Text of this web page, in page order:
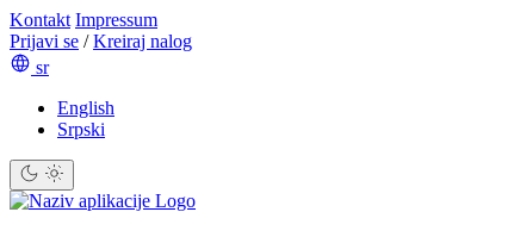
Kontakt Impressum
Prijavi se / Kreiraj nalog
sr
English
Srpski